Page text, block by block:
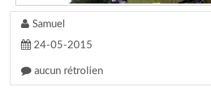
Samuel
24-05-2015
aucun rétrolien